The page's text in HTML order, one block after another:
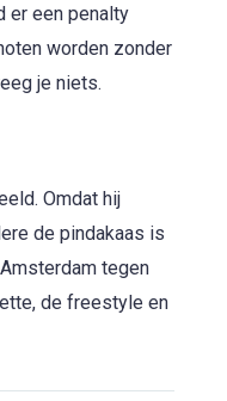
er een penalty
worden zonder
je niets.
Omdat hij
de pindakaas is
tegen
de freestyle en